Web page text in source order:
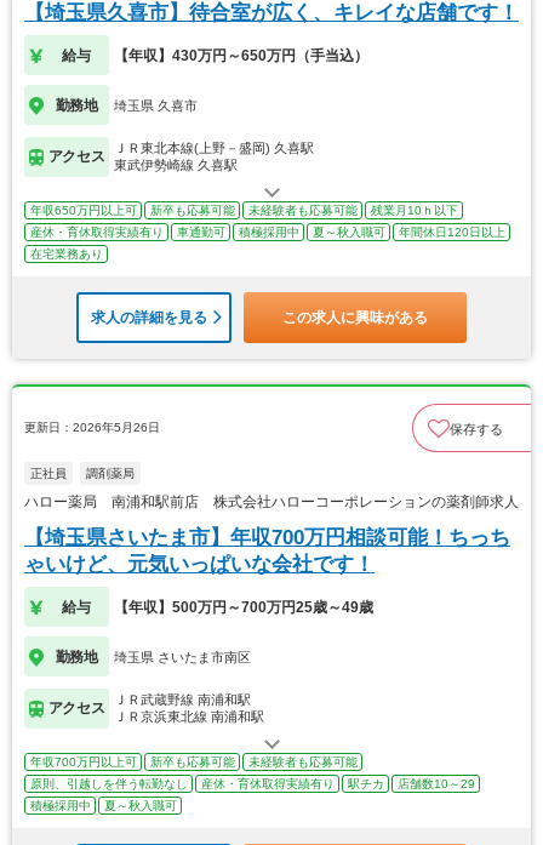
【埼玉県久喜市】待合室が広く、キレイな店舗です！
給与 【年収】430万円～650万円（手当込）
勤務地 埼玉県 久喜市
アクセス
ＪＲ東北本線(上野－盛岡) 久喜駅
東武伊勢崎線 久喜駅
年収650万円以上可 新卒も応募可能 未経験者も応募可能
残業月10ｈ以下
産休・育休取得実績有り
車通勤可 積極採用中 夏～秋入職可
年間休日120日以上
在宅業務あり
求人の詳細を見る この求人に興味がある
更新日：2026年5月26日 保存する
正社員 調剤薬局
ハロー薬局 南浦和駅前店 株式会社ハローコーポレーションの薬剤師求人
【埼玉県さいたま市】年収700万円相談可能！ちっち
ゃいけど、元気いっぱいな会社です！
給与 【年収】500万円～700万円25歳～49歳
勤務地 埼玉県 さいたま市南区
アクセス
ＪＲ武蔵野線 南浦和駅
ＪＲ京浜東北線 南浦和駅
年収700万円以上可 新卒も応募可能
未経験者も応募可能
原則、引越しを伴う転勤なし
産休・育休取得実績有り 駅チカ
店舗数10～29
積極採用中
夏～秋入職可